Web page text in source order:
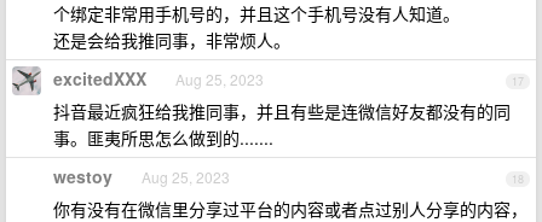
个绑定非常用手机号的，并且这个手机号没有人知道。
还是会给我推同事，非常烦人。
17
excitedXXX Aug 25, 2023
抖音最近疯狂给我推同事，并且有些是连微信好友都没有的同
事。匪夷所思怎么做到的.......
18
westoy Aug 25, 2023
你有没有在微信里分享过平台的内容或者点过别人分享的内容，